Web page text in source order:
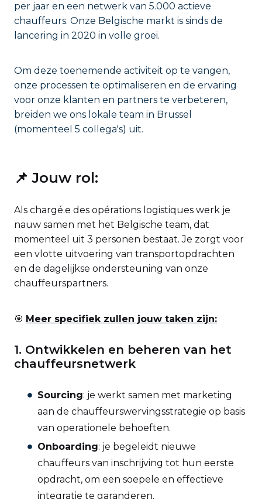
per jaar en een netwerk van 5.000 actieve
chauffeurs. Onze Belgische markt is sinds de
lancering in 2020 in volle groei.
Om deze toenemende activiteit op te vangen,
onze processen te optimaliseren en de ervaring
voor onze klanten en partners te verbeteren,
breiden we ons lokale team in Brussel
(momenteel 5 collega's) uit.
📌 Jouw rol:
Als chargé.e des opérations logistiques werk je
nauw samen met het Belgische team, dat
momenteel uit 3 personen bestaat. Je zorgt voor
een vlotte uitvoering van transportopdrachten
en de dagelijkse ondersteuning van onze
chauffeurspartners.
🎯 Meer specifiek zullen jouw taken zijn:
1. Ontwikkelen en beheren van het
chauffeursnetwerk
Sourcing: je werkt samen met marketing
aan de chauffeurswervingsstrategie op basis
van operationele behoeften.
Onboarding: je begeleidt nieuwe
chauffeurs van inschrijving tot hun eerste
opdracht, om een soepele en effectieve
integratie te garanderen.